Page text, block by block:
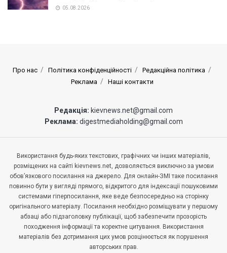
05.08.2026
Про нас Політика конфіденційності
Редакційна політика
Реклама
Наші контакти
Редакція: kievnews.net@gmail.com
Реклама: digestmediaholding@gmail.com
Використання будь-яких текстових, графічних чи інших матеріалів,
розміщених на сайті kievnews.net, дозволяється виключно за умови
обов’язкового посилання на джерело. Для онлайн-ЗМІ таке посилання
повинно бути у вигляді прямого, відкритого для індексації пошуковими
системами гіперпосилання, яке веде безпосередньо на сторінку
оригінального матеріалу. Посилання необхідно розміщувати у першому
абзаці або підзаголовку публікації, щоб забезпечити прозорість
походження інформації та коректне цитування. Використання
матеріалів без дотримання цих умов розцінюється як порушення
авторських прав.